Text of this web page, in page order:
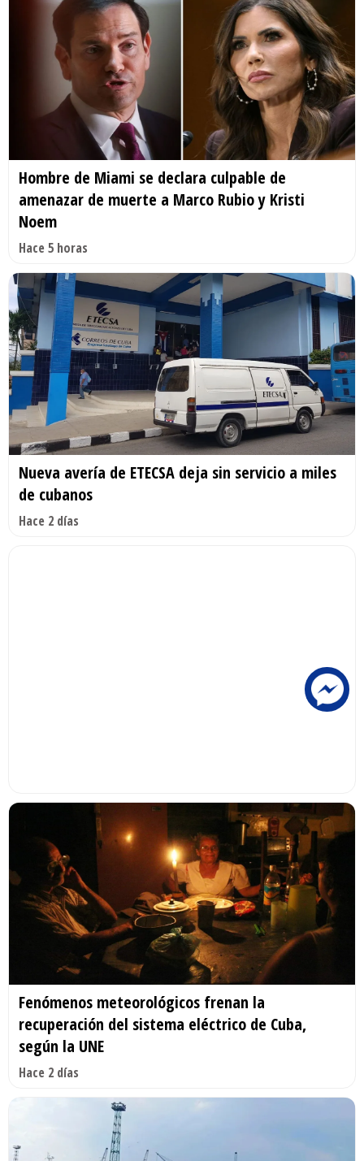
Hombre de Miami se declara culpable de
amenazar de muerte a Marco Rubio y Kristi
Noem
Hace 5 horas
Nueva avería de ETECSA deja sin servicio a miles
de cubanos
Hace 2 días
Fenómenos meteorológicos frenan la
recuperación del sistema eléctrico de Cuba,
según la UNE
Hace 2 días